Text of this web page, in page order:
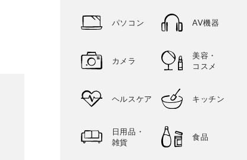
パソコン AV機器
カメラ
美容・
コスメ
ヘルスケア キッチン
日用品・
雑貨
食品